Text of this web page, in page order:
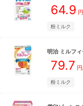
64.9
粉ミルク
明治 ミルフ
79.7
粉ミルク